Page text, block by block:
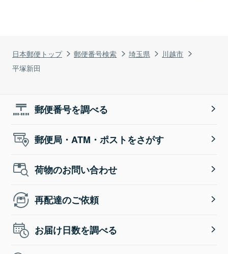
日本郵便トップ 郵便番号検索 埼玉県
川越市
平塚新田
郵便番号を調べる
郵便局・ATM・ポストをさがす
荷物のお問い合わせ
再配達のご依頼
お届け日数を調べる